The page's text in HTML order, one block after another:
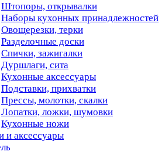
Штопоры, открывалки
Наборы кухонных принадлежностей
Овощерезки, терки
Разделочные доски
Спички, зажигалки
Дуршлаги, сита
Кухонные аксессуары
Подставки, прихватки
Прессы, молотки, скалки
Лопатки, ложки, шумовки
Кухонные ножи
и аксессуары